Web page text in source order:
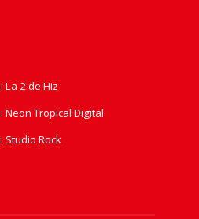
La 2 de Hiz
Tropical Digital
Studio Rock